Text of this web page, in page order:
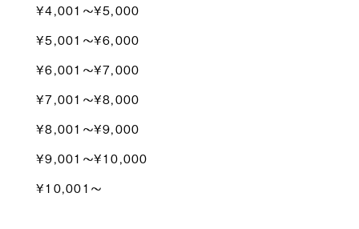
¥4,001〜¥5,000
¥5,001〜¥6,000
¥6,001〜¥7,000
¥7,001〜¥8,000
¥8,001〜¥9,000
¥9,001〜¥10,000
¥10,001〜